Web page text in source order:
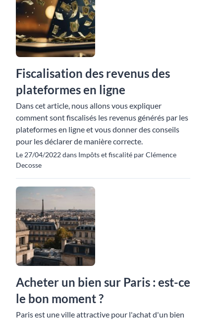
Fiscalisation des revenus des
plateformes en ligne
Dans cet article, nous allons vous expliquer
comment sont fiscalisés les revenus générés par les
plateformes en ligne et vous donner des conseils
pour les déclarer de manière correcte.
Le 27/04/2022 dans Impôts et fiscalité par Clémence
Decosse
Acheter un bien sur Paris : est-ce
le bon moment ?
Paris est une ville attractive pour l'achat d'un bien